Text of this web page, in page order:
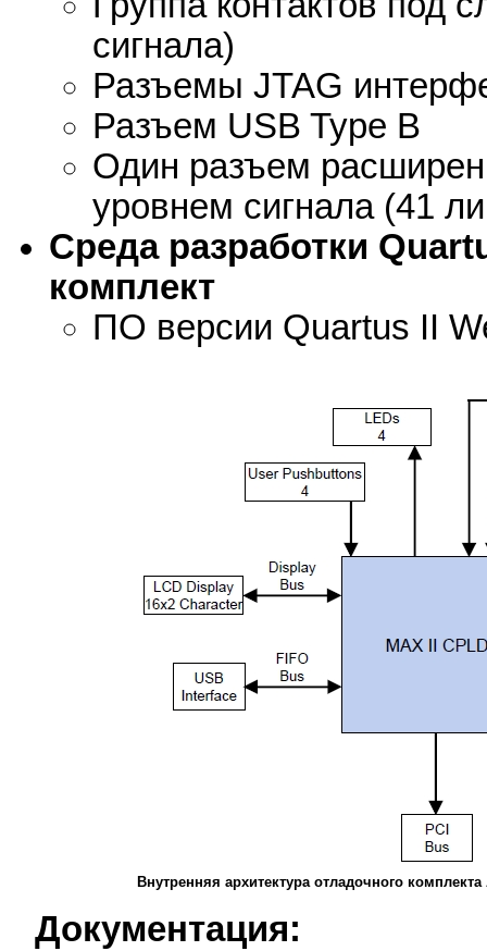
сигнала)
Разъемы JTAG
Разъем USB Type B
Один разъем
уровнем сигнала (41
Среда разработки
комплект
ПО версии Quartus II
Внутренняя архитектура отладочного
Документация: